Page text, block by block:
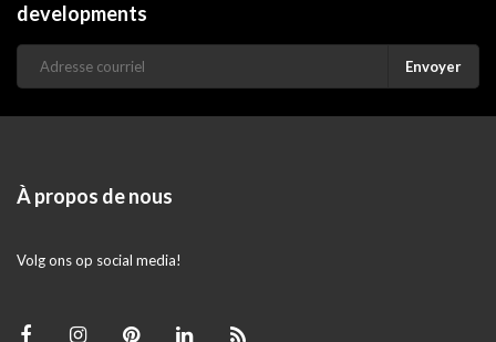
developments
Envoyer
À propos de nous
Volg ons op social media!